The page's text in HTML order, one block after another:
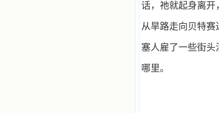
话，祂就起身离
从旱路走向贝特
塞人雇了一些街
哪里。